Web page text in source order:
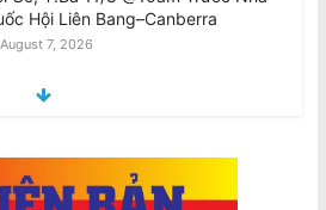
August 7, 2026
Của Đại Tướng Công An –Tổng Bí
Kiêm Chủ Tịch Nước CHXHCN
August 7, 2026